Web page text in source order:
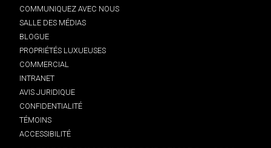
COMMUNIQUEZ AVEC NOUS
SALLE DES MÉDIAS
BLOGUE
PROPRIÉTÉS LUXUEUSES
COMMERCIAL
INTRANET
AVIS JURIDIQUE
CONFIDENTIALITÉ
TÉMOINS
ACCESSIBILITÉ